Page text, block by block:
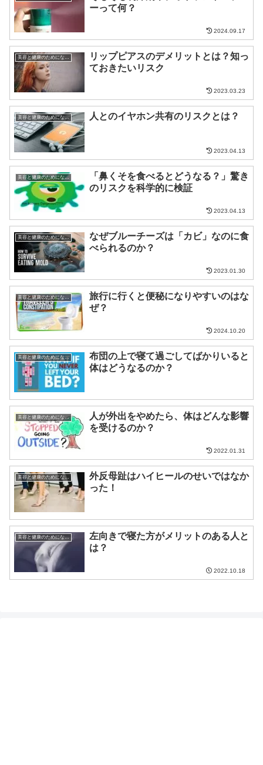
ーって何？
2024.09.17
美容と健康のためになる話
リップピアスのデメリットとは？知っ
ておきたいリスク
2023.03.23
美容と健康のためになる話 人とのイヤホン共有のリスクとは？
2023.04.13
美容と健康のためになる話
「鼻くそを食べるとどうなる？」驚き
のリスクを科学的に検証
2023.04.13
美容と健康のためになる話
なぜブルーチーズは「カビ」なのに食
べられるのか？
2023.01.30
美容と健康のためになる話
旅行に行くと便秘になりやすいのはな
ぜ？
2024.10.20
美容と健康のためになる話
布団の上で寝て過ごしてばかりいると
体はどうなるのか？
美容と健康のためになる話
人が外出をやめたら、体はどんな影響
を受けるのか？
2022.01.31
美容と健康のためになる話
外反母趾はハイヒールのせいではなか
った！
美容と健康のためになる話
左向きで寝た方がメリットのある人と
は？
2022.10.18